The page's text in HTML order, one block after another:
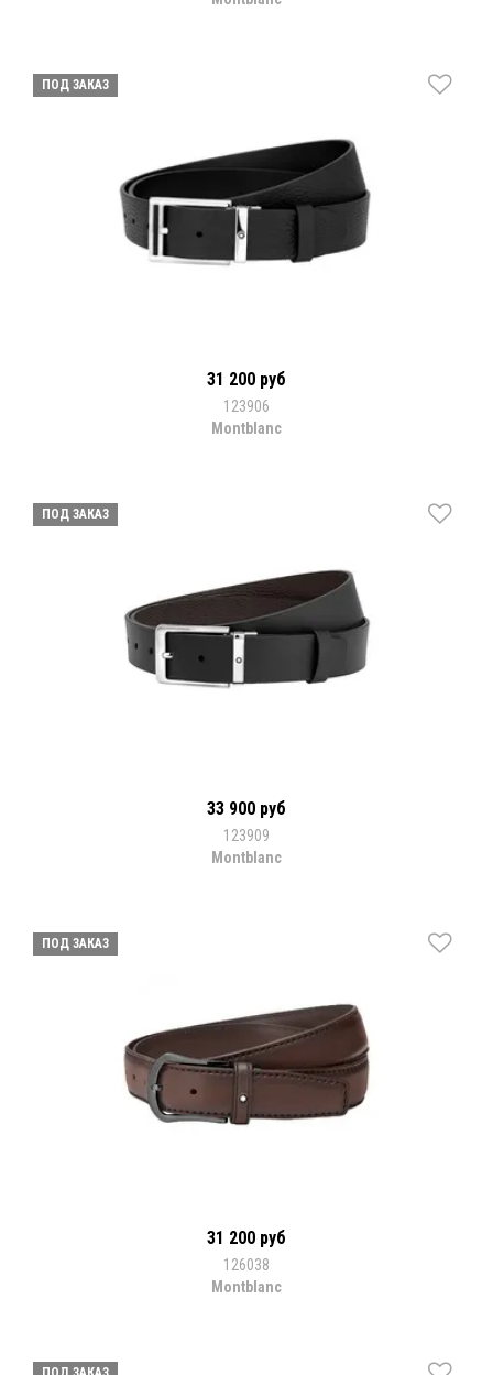
ПОД ЗАКАЗ
31 200 руб
123906
Montblanc
ПОД ЗАКАЗ
33 900 руб
123909
Montblanc
ПОД ЗАКАЗ
31 200 руб
126038
Montblanc